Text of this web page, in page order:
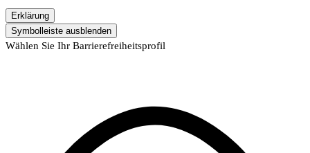
Erklärung
Symbolleiste ausblenden
Wählen Sie Ihr Barrierefreiheitsprofil